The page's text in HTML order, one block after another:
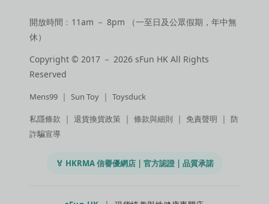
開放時間﹕11am － 8pm （一至日及公眾假期，年中無
休）
Copyright © 2017 － 2026 sFun HK All Rights
Reserved
Mens99 ｜ Sun Toy ｜ Toysduck
私隱條款 ｜ 退貨換貨政策 ｜ 條款與細則 ｜ 免責聲明 ｜ 防
詐騙宣導
🏅 HKRMA 信譽優網店 | 官方認證 | 品質承諾